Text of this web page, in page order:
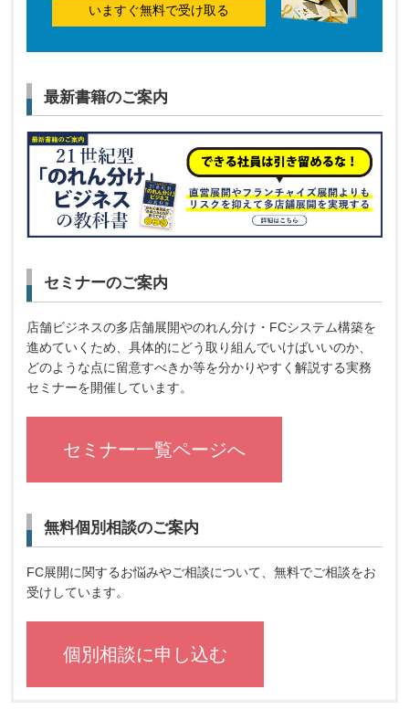
いますぐ無料で受け取る
最新書籍のご案内
セミナーのご案内
店舗ビジネスの多店舗展開やのれん分け・FCシステム構築を
進めていくため、具体的にどう取り組んでいけばいいのか、
どのような点に留意すべきか等を分かりやすく解説する実務
セミナーを開催しています。
セミナー一覧ページへ
無料個別相談のご案内
FC展開に関するお悩みやご相談について、無料でご相談をお
受けしています。
個別相談に申し込む